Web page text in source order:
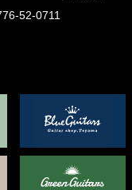
52-0711